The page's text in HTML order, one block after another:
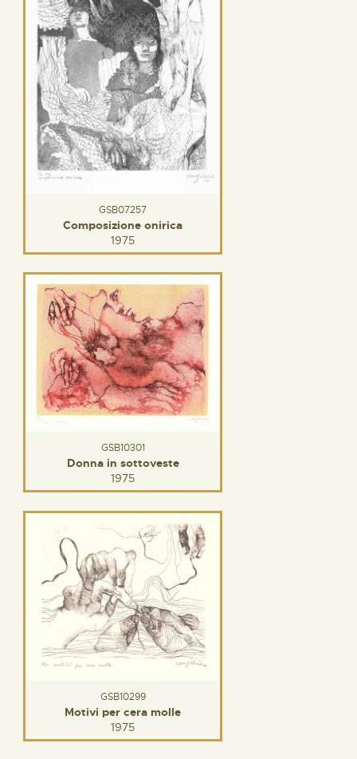
GSB07257
Composizione onirica
1975
GSB10301
Donna in sottoveste
1975
GSB10299
Motivi per cera molle
1975